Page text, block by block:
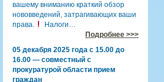
вашему вниманию краткий обзор
нововведений, затрагивающих ваши
права.
Налоги…
Подробнее >>>
05 декабря 2025 года с 15.00 до
16.00 — совместный с
прокуратурой области прием
граждан